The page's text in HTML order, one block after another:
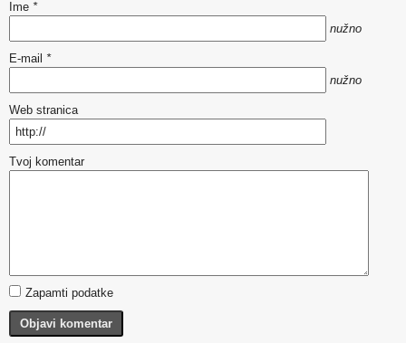
Ime *
nužno
E-mail *
nužno
Web stranica
Tvoj komentar
Zapamti podatke
Objavi komentar